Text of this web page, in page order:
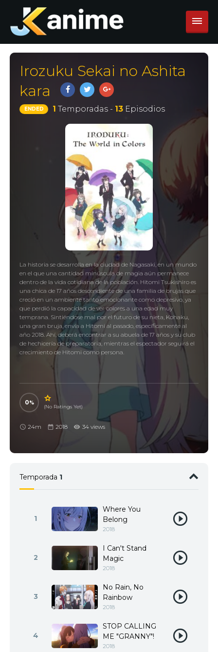
Irozuku Sekai no Ashita
kara
ENDED 1 Temporadas - 13Episodios
La historia se desarrolla en la ciudad de Nagasaki, en un mundo
en el que una cantidad minúscula de magia aún permanece
dentro de la vida cotidiana de la población. Hitomi Tsukishiro es
una chica de 17 años descendiente de una familia de brujas que
creció en un ambiente tanto emocionante como depresivo, ya
que perdió la capacidad de ver colores a una edad muy
temprana. Sintiéndose mal por el futuro de su nieta, Kohaku,
una gran bruja, envía a Hitomi al pasado, específicamente al
año 2018. Ahí, deberá encontrar a su abuela de 17 años y su club
de hechicería de preparatoria, mientras el espectador seguirá el
crecimiento de Hitomi como persona.
0
(No Ratings Yet)
24m 2018 34 views
Temporada 1
1
Where You
Belong
2018
2
I Can't Stand
Magic
2018
3
No Rain, No
Rainbow
2018
4
STOP CALLING
ME "GRANNY"!
2018